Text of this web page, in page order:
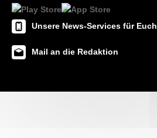
Unsere News-Services für Euch
Mail an die Redaktion